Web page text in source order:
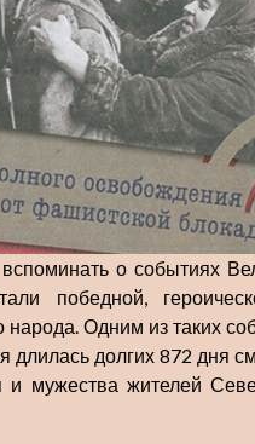
о событиях
победной,
народа. Одним из таких
длилась долгих 872 дня
и мужества жителей